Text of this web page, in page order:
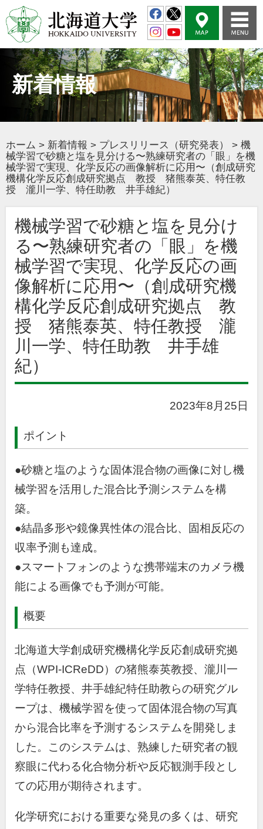
新着情報
ホーム > 新着情報 > プレスリリース（研究発表） > 機
械学習で砂糖と塩を見分ける〜熟練研究者の「眼」を機
械学習で実現、化学反応の画像解析に応用〜（創成研究
機構化学反応創成研究拠点 教授 猪熊泰英、特任教
授 瀧川一学、特任助教 井手雄紀）
機械学習で砂糖と塩を見分け
る〜熟練研究者の「眼」を機
械学習で実現、化学反応の画
像解析に応用〜（創成研究機
構化学反応創成研究拠点 教
授 猪熊泰英、特任教授 瀧
川一学、特任助教 井手雄
紀）
2023年8月25日
ポイント
●砂糖と塩のような固体混合物の画像に対し機
械学習を活用した混合比予測システムを構
築。
●結晶多形や鏡像異性体の混合比、固相反応の
収率予測も達成。
●スマートフォンのような携帯端末のカメラ機
能による画像でも予測が可能。
概要
北海道大学創成研究機構化学反応創成研究拠
点（WPI-ICReDD）の猪熊泰英教授、瀧川一
学特任教授、井手雄紀特任助教らの研究グル
ープは、機械学習を使って固体混合物の写真
から混合比率を予測するシステムを開発しま
した。このシステムは、熟練した研究者の観
察眼に代わる化合物分析や反応観測手段とし
ての応用が期待されます。
化学研究における重要な発見の多くは、研究